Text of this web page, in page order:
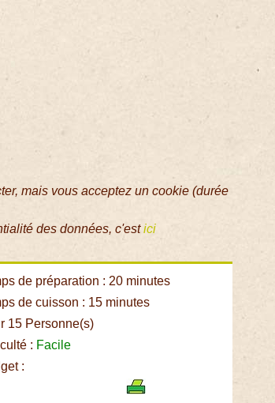
mais vous acceptez un cookie (durée
des données, c'estici
de préparation : 20 minutes
de cuisson : 15 minutes
15 Personne(s)
: Facile
: